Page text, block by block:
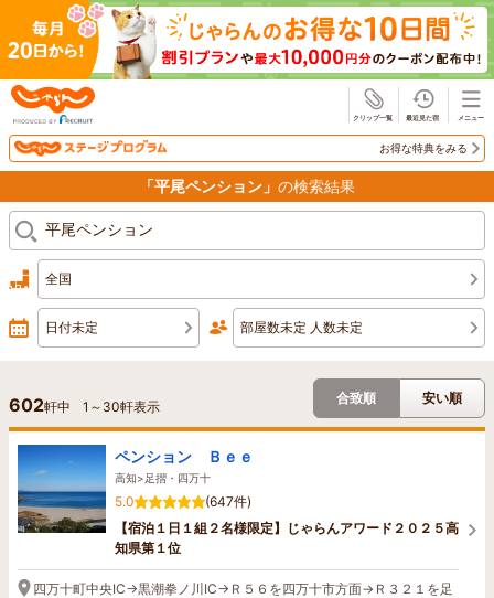
お得な特典をみる
「平尾ペンション」 の検索結果
全国
日付未定 部屋数未定 人数未定
602軒中 1 ～ 30軒表示
合致順 安い順
ペンション Ｂｅｅ
高知>足摺・四万十
5.0
(647件)
【宿泊１日１組２名様限定】じゃらんアワード２０２５高
知県第１位
四万十町中央IC→黒潮拳ノ川IC→Ｒ５６を四万十市方面→Ｒ３２１を足